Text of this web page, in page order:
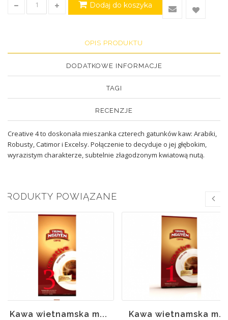
Dodaj do koszyka
OPIS PRODUKTU
DODATKOWE INFORMACJE
TAGI
RECENZJE
Creative 4 to doskonała mieszanka czterech gatunków kaw: Arabiki,
Robusty, Catimor i Excelsy. Połączenie to decyduje o jej głębokim,
wyrazistym charakterze, subtelnie złagodzonym kwiatową nutą.
PRODUKTY POWIĄZANE
Kawa wietnamska m...
Kawa wietnamska m...